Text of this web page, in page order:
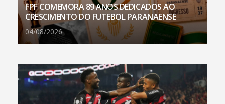
FPF COMEMORA 89 ANOS DEDICADOS AO
CRESCIMENTO DO FUTEBOL PARANAENSE
04/08/2026